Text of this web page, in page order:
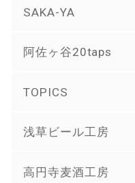
SAKA-YA
阿佐ヶ谷20taps
TOPICS
浅草ビール工房
高円寺麦酒工房